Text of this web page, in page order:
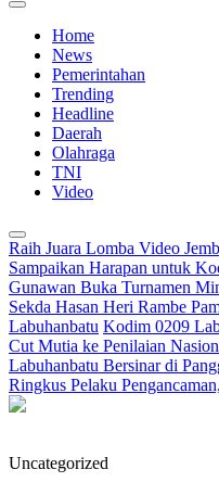
Home
News
Pemerintahan
Trending
Headline
Daerah
Olahraga
TNI
Video
Raih Juara Lomba Video
Sampaikan Harapan untuk
Gunawan Buka Turnamen
Sekda Hasan Heri Rambe
Labuhanbatu Kodim 0209
Cut Mutia ke Penilaian
Labuhanbatu Bersinar di
Ringkus Pelaku
Uncategorized